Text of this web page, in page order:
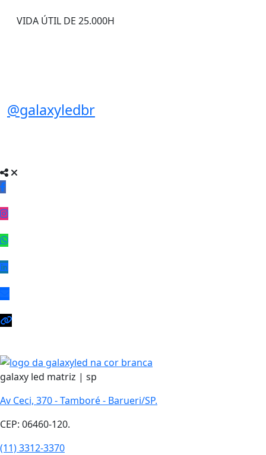
VIDA ÚTIL DE 25.000H
@galaxyledbr
galaxy led matriz | sp
Av Ceci, 370 - Tamboré - Barueri/SP.
CEP: 06460-120.
(11) 3312-3370